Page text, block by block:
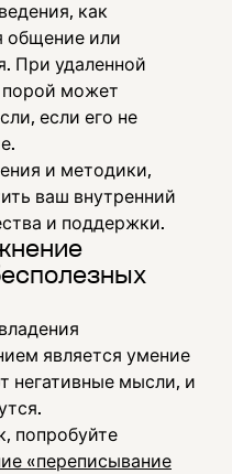
как
общение или
При удаленной
порой может
если его не
и методики,
ваш внутренний
и поддержки.
является умение
негативные мысли, и
попробуйте
«переписывание